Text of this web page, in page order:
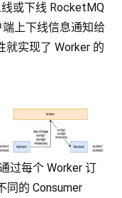
或下线 RocketMQ
上下线信息通知给
就实现了 Worker 的
过每个 Worker 订
同的 Consumer